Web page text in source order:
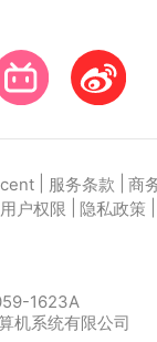
服务条款 商
用户权限 隐私政策
1623A
机系统有限公司